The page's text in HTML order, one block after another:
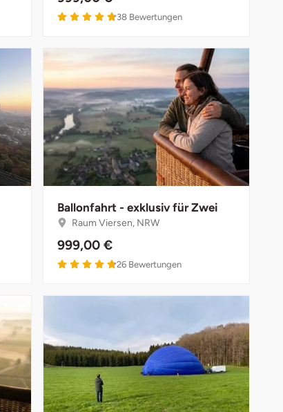
38 Bewertungen
Ballonfahrt - exklusiv für Zwei
Raum Viersen, NRW
999,00 €
26 Bewertungen